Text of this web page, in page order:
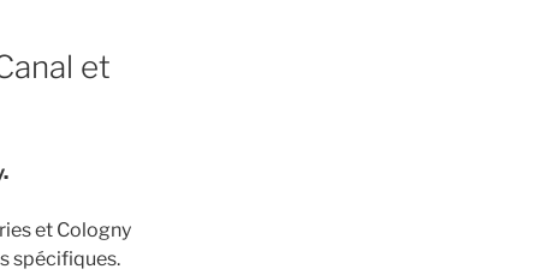
et
et Cologny
spécifiques.